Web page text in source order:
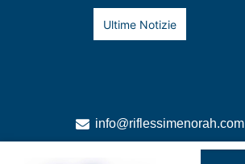
Ultime Notizie
info@riflessimenorah.com